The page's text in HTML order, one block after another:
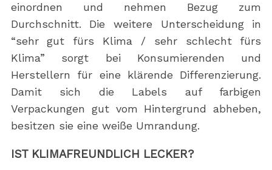
einordnen und nehmen Bezug zum
Durchschnitt. Die weitere Unterscheidung in
“sehr gut fürs Klima / sehr schlecht fürs
Klima” sorgt bei Konsumierenden und
Herstellern für eine klärende Differenzierung.
Damit sich die Labels auf farbigen
Verpackungen gut vom Hintergrund abheben,
besitzen sie eine weiße Umrandung.
IST KLIMAFREUNDLICH LECKER?